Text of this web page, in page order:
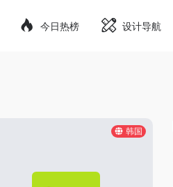
今日热榜 设计导航
韩国